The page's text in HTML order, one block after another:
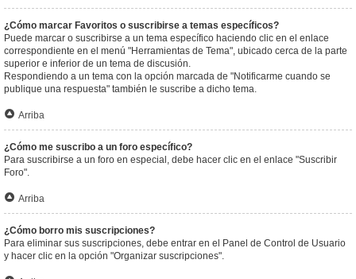
¿Cómo marcar Favoritos o suscribirse a temas específicos?
Puede marcar o suscribirse a un tema específico haciendo clic en el enlace
correspondiente en el menú "Herramientas de Tema", ubicado cerca de la parte
superior e inferior de un tema de discusión.
Respondiendo a un tema con la opción marcada de "Notificarme cuando se
publique una respuesta" también le suscribe a dicho tema.
Arriba
¿Cómo me suscribo a un foro específico?
Para suscribirse a un foro en especial, debe hacer clic en el enlace "Suscribir
Foro".
Arriba
¿Cómo borro mis suscripciones?
Para eliminar sus suscripciones, debe entrar en el Panel de Control de Usuario
y hacer clic en la opción "Organizar suscripciones".